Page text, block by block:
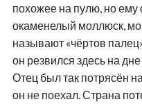
похожее на пулю, но ему
окаменелый моллюск,
называют «чёртов
он резвился здесь на
Отец был так потрясён
он не поехал. Страна